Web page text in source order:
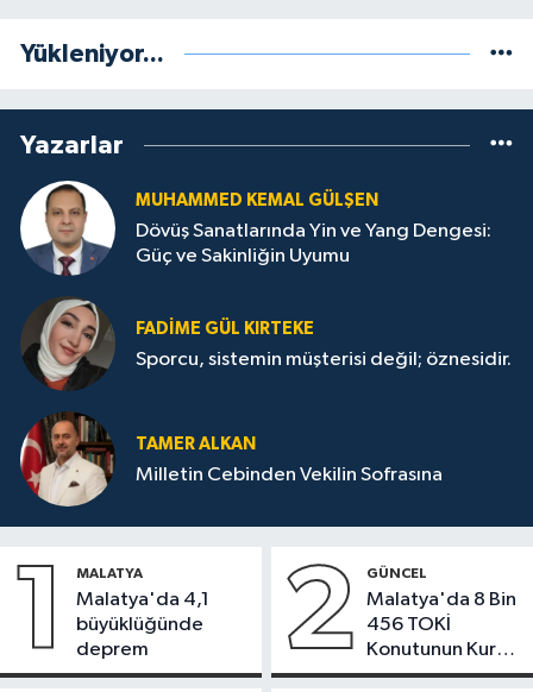
Yükleniyor...
Yazarlar
MUHAMMED KEMAL GÜLŞEN
Dövüş Sanatlarında Yin ve Yang Dengesi:
Güç ve Sakinliğin Uyumu
FADIME GÜL KIRTEKE
Sporcu, sistemin müşterisi değil; öznesidir.
TAMER ALKAN
Milletin Cebinden Vekilin Sofrasına
1 MALATYA
Malatya'da 4,1
büyüklüğünde
deprem
2 GÜNCEL
Malatya'da 8 Bin
456 TOKİ
Konutunun Kurası
Bugün Çekiliyor